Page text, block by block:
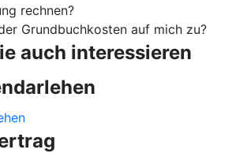
rechnen?
Grundbuchkosten auf mich zu?
auch interessieren